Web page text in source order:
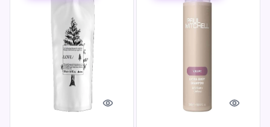
Quick look Quick